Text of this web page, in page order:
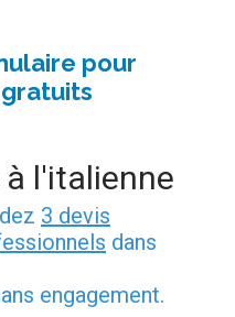
pour
à l'italienne
3 devis
dans
engagement.